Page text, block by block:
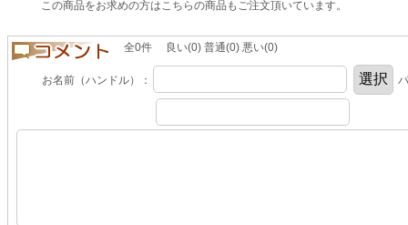
この商品をお求めの方はこちらの商品もご注文頂いています。
全0件 良い(0) 普通(0) 悪い(0)
お名前（ハンドル）：